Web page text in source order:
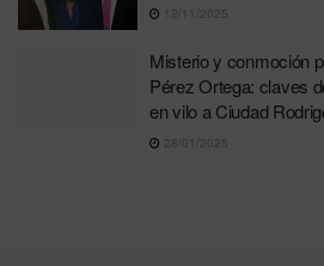
12/11/2025
Misterio y conmoción
Pérez Ortega: claves
en vilo a Ciudad
28/01/2025